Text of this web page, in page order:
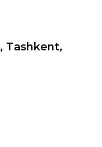
Tashkent,